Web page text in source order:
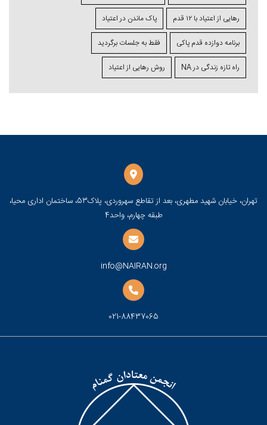
رهایی از اعتیاد با ۱۲ قدم پاک ماندن در اعتیاد
برنامه دوازده قدم پاکی فقط به جلسات برگردید
راه تازه زندگی در NA روش رهایی از اعتیاد
تهران، خیابان شهید مطهری، بعد از تقاطع سهروردی، پلاک53، ساختمان اداری محیا،
طبقه چهارم، واحد4
info@NAIRAN.org
021-88437065